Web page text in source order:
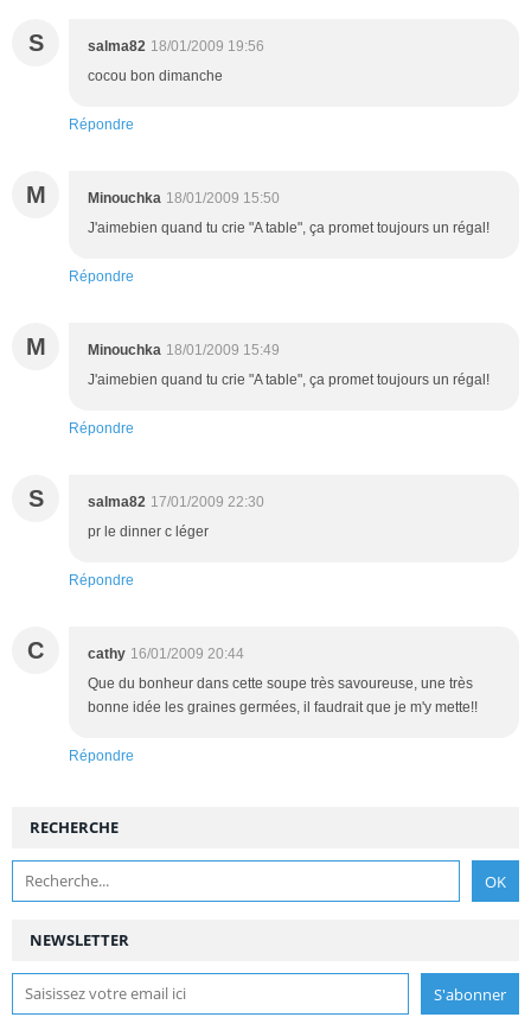
S salma82 18/01/2009 19:56
cocou bon dimanche
Répondre
M Minouchka 18/01/2009 15:50
J'aimebien quand tu crie "A table", ça promet toujours un régal!
Répondre
M Minouchka 18/01/2009 15:49
J'aimebien quand tu crie "A table", ça promet toujours un régal!
Répondre
S salma82 17/01/2009 22:30
pr le dinner c léger
Répondre
C cathy 16/01/2009 20:44
Que du bonheur dans cette soupe très savoureuse, une très
bonne idée les graines germées, il faudrait que je m'y mette!!
Répondre
NEWSLETTER
RECHERCHE